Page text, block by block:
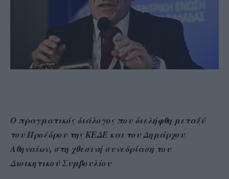
Ο πραγματικός διάλογος που διελήφθη μεταξύ
του Προέδρου της ΚΕΔΕ και του Δημάρχου
Αθηναίων, στη χθεσινή συνεδρίαση του
Διοικητικού Συμβουλίου